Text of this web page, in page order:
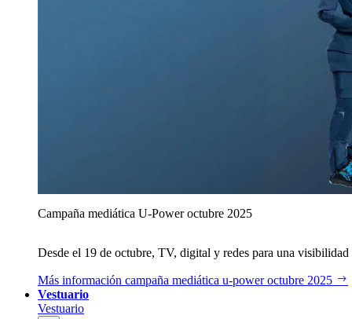
Campaña mediática U‑Power octubre 2025
Desde el 19 de octubre, TV, digital y redes para una
Más información campaña mediática u‑power octubre 2025
Vestuario
Vestuario